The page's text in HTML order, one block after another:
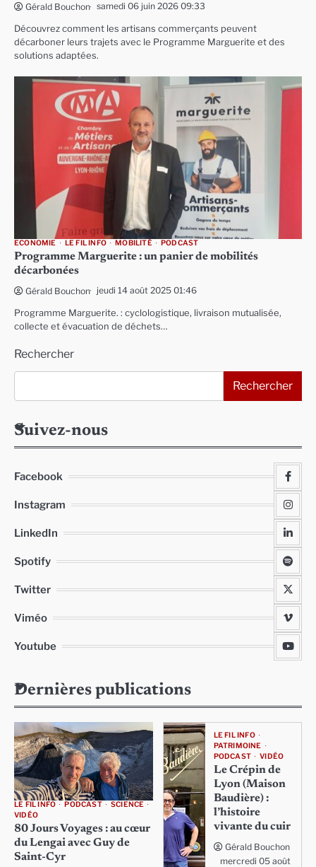
Gérald Bouchon samedi 06 juin 2026 09:33
Découvrez comment les artisans commerçants peuvent
décarboner leurs trajets avec le Programme Marguerite et des
solutions adaptées.
ECONOMIE LE FIL INFO MOBILITÉ PODCAST
Programme Marguerite : un panier de mobilités
décarbonées
Gérald Bouchon jeudi 14 août 2025 01:46
Programme Marguerite. : cyclologistique, livraison mutualisée,
collecte et évacuation de déchets…
Rechercher
Rechercher
Suivez-nous
Facebook
Instagram
LinkedIn
Spotify
Twitter
Viméo
Youtube
Dernières publications
LE FIL INFO PODCAST
SCIENCE
VIDÉO
80 Jours Voyages : au cœur
du Lengai avec Guy de
Saint-Cyr
LE FIL INFO
PATRIMOINE
PODCAST
VIDÉO
Le Crépin de
Lyon (Maison
Baudière) :
l’histoire
vivante du cuir
Gérald Bouchon
mercredi 05 août